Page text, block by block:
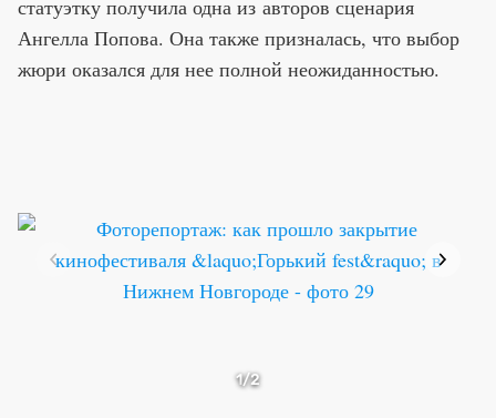
статуэтку получила одна из авторов сценария
Ангелла Попова. Она также призналась, что выбор
жюри оказался для нее полной неожиданностью.
1/2